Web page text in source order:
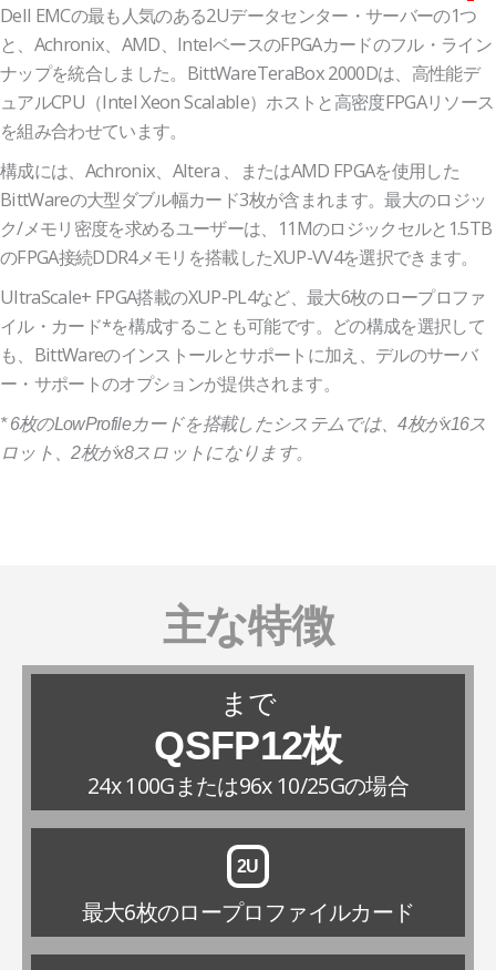
Dell EMCの最も人気のある2Uデータセンター・サーバーの1つ
と、Achronix、AMD、IntelベースのFPGAカードのフル・ライン
ナップを統合しました。BittWareTeraBox 2000Dは、高性能デ
ュアルCPU（Intel Xeon Scalable）ホストと高密度FPGAリソース
を組み合わせています。
構成には、Achronix、Altera 、またはAMD FPGAを使用した
BittWareの大型ダブル幅カード3枚が含まれます。最大のロジッ
ク/メモリ密度を求めるユーザーは、11Mのロジックセルと1.5TB
のFPGA接続DDR4メモリを搭載したXUP-VV4を選択できます。
UltraScale+ FPGA搭載のXUP-PL4など、最大6枚のロープロファ
イル・カード*を構成することも可能です。どの構成を選択して
も、BittWareのインストールとサポートに加え、デルのサーバ
ー・サポートのオプションが提供されます。
* 6枚のLowProfileカードを搭載したシステムでは、4枚がx16ス
ロット、2枚がx8スロットになります。
主な特徴
まで
QSFP12枚
24x 100Gまたは96x 10/25Gの場合
2U
最大6枚のロープロファイルカード